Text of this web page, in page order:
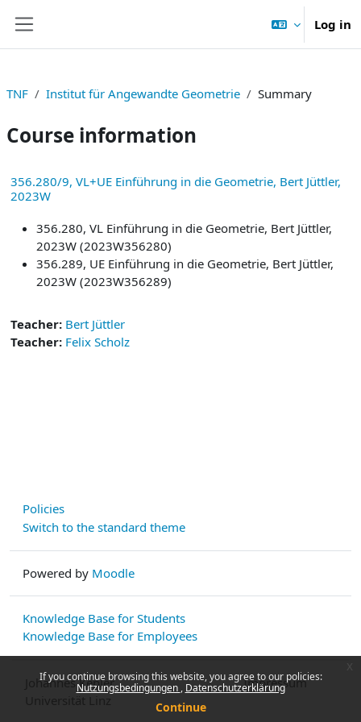
If you continue browsing this website, you agree to our policies:
Nutzungsbedingungen Datenschutzerklärung
Continue
Log in
TNF Institut für Angewandte Geometrie Summary
Course information
356.280/9, VL+UE Einführung in die Geometrie, Bert Jüttler,
2023W
356.280, VL Einführung in die Geometrie, Bert Jüttler,
2023W (2023W356280)
356.289, UE Einführung in die Geometrie, Bert Jüttler,
2023W (2023W356289)
Teacher: Bert Jüttler
Teacher: Felix Scholz
Policies
Switch to the standard theme
Powered by Moodle
Knowledge Base for Students
Knowledge Base for Employees
Johannes Kepler
Impressum